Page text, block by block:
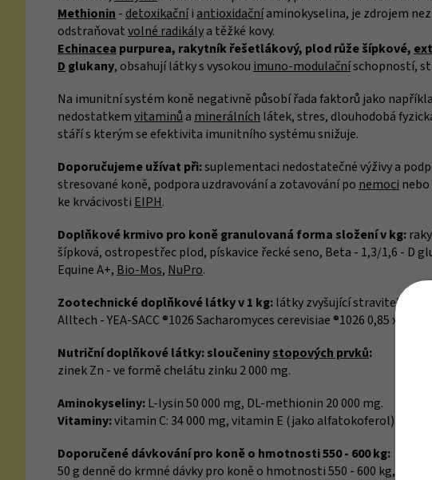
Methionin - detoxikačníi antioxidačníaminokyselina, je zdrojem
odstraňovatvolné radikálya těžké kovy.
Echinacea purpurea, rakytník řešetlákový, plod růže šípkové,
D glukany, obsahují látky s vysokou imuno-modulačníschopností,
Na imunitní systém koně negativně působí řada faktorů jako
nedostatkemvitaminů a minerálních látek, stres, dlouhodobá
stáří s kterým se efektivita imunitního systému snižuje.
Doporučujeme užívat při:suplementaci nedostatečné výživy a
stresované koně, podpora uzdravování a zotavování po nemoci
ke krvácivosti EIPH.
Doplňkové krmivo pro koně granulovaná forma složení v kg:
šípková, ostropestřec plod, pískavice řecké seno, Beta - 1,3/1,6 - D
Equine A+, Bio-Mos, NuPro.
Zootechnické doplňkové látky v 1 kg:látky zvyšující stravitelnost,
Alltech - YEA-SACC ®1026 Sacharomyces cerevisiae ®1026 0,85 x 10
Nutriční doplňkové látky: sloučeninystopových prvků:
zinek Zn - ve formě chelátu zinku 2 000 mg.
Aminokyseliny:L-lysin 50 000 mg, DL-methionin 20 000 mg.
Vitaminy:vitamin C: 34 000 mg, vitamin E (jako alfatokoferol) 4000
Doporučené dávkování pro koně o hmotnosti 550 - 600 kg:
50 g denně do krmné dávky pro koně o hmotnosti 550 - 600 kg, po